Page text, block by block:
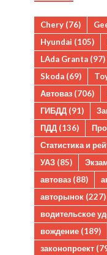
Chery (76)
Hyundai (105)
LAda Granta (97)
Skoda (69)
Автоваз (706)
ГИБДД (91)
ПДД (136)
Статистика и
УАЗ (85)
автоваз (88)
авторынок (227)
водительское
вождение (189)
законопроект